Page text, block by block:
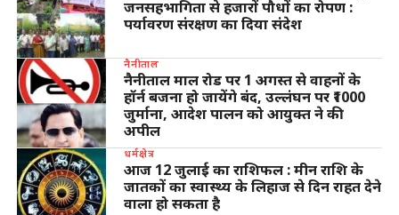
जनसहभागिता से हजारों पौधों का रोपण :
पर्यावरण संरक्षण का दिया संदेश
नैनीताल
नैनीताल माल रोड पर 1 अगस्त से वाहनों के
हॉर्न बजना हो जायेंगे बंद, उल्लंघन पर ₹1000
जुर्माना, आदेश पालन को आयुक्त ने की
अपील
धर्मक्षेत्र
आज 12 जुलाई का राशिफल : मीन राशि के
जातकों का स्वास्थ्य के लिहाज से दिन राहत देने
वाला हो सकता है